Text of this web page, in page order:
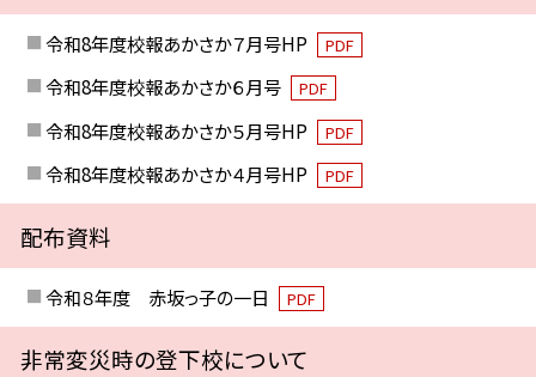
令和8年度校報あかさか７月号HP PDF
令和8年度校報あかさか６月号 PDF
令和8年度校報あかさか５月号HP PDF
令和8年度校報あかさか４月号HP PDF
配布資料
令和８年度 赤坂っ子の一日 PDF
非常変災時の登下校について